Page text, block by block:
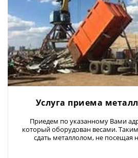
Услуга приема
Приедем по указанному Вами
который оборудован весами.
сдать металлолом, не посещая